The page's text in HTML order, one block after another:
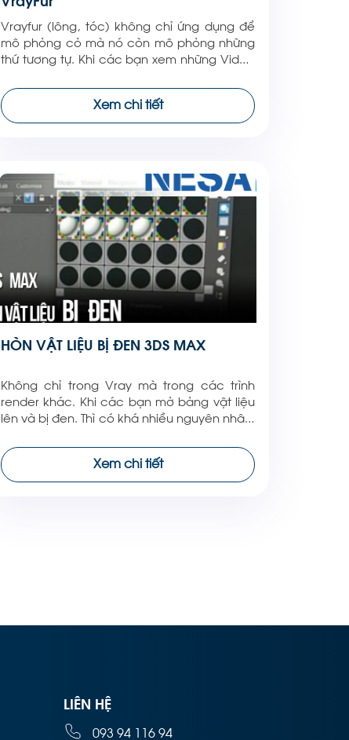
Vrayfur (lông, tóc) không chỉ ứng dụng để
mô phỏng cỏ mà nó còn mô phỏng những
thứ tương tự. Khi các bạn xem những Video
cửa để các bạn mở ra và tự tìm kiếm những
gì mình cần. Bạn chỉ cần không lười nghĩ. […]
Xem chi tiết
HÒN VẬT LIỆU BỊ ĐEN 3DS MAX
Không chỉ trong Vray mà trong các trình
render khác. Khi các bạn mở bảng vật liệu
lên và bị đen. Thì có khá nhiều nguyên nhân.
quyết vấn đề này. Nếu các bạn đã làm
theo hướng dẫn bên dưới mà không được
thì hãy […]
Xem chi tiết
LIÊN HỆ
093 94 116 94